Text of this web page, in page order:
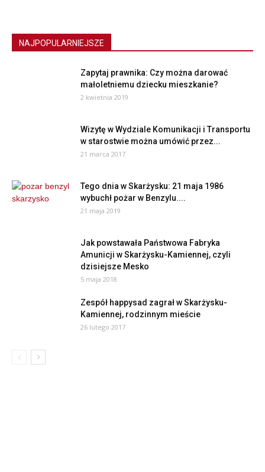
NAJPOPULARNIEJSZE
Zapytaj prawnika: Czy można darować
małoletniemu dziecku mieszkanie?
2 kwietnia 2019
Wizytę w Wydziale Komunikacji i Transportu
w starostwie można umówić przez...
21 marca 2017
Tego dnia w Skarżysku: 21 maja 1986
wybuchł pożar w Benzylu....
21 maja 2019
Jak powstawała Państwowa Fabryka
Amunicji w Skarżysku-Kamiennej, czyli
dzisiejsze Mesko
5 maja 2018
Zespół happysad zagrał w Skarżysku-
Kamiennej, rodzinnym mieście
26 lutego 2017